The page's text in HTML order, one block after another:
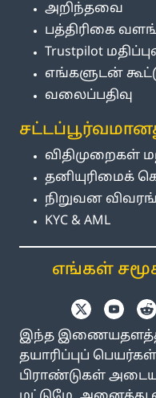
அறிந்தவை
பத்திரிகை
Trustpilot
எங்களுடன்
வலைப்பதிவு
விதிமுறைகள்
தனியுரிமைக்
நிறுவன
KYC & AML
எங்கள்
இந்த
தயாரிப்புப்
பிராண்டுகள்